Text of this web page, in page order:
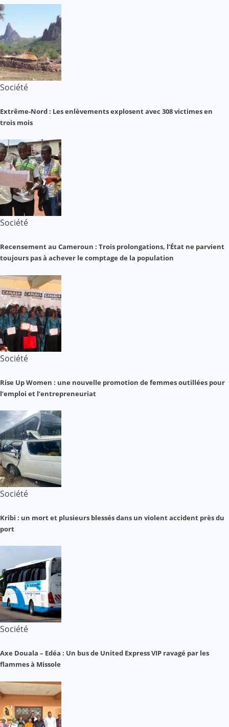
Société
Extrême-Nord : Les enlèvements explosent avec 308 victimes en
trois mois
Société
Recensement au Cameroun : Trois prolongations, l’État ne parvient
toujours pas à achever le comptage de la population
Société
Rise Up Women : une nouvelle promotion de femmes outillées pour
l’emploi et l’entrepreneuriat
Société
Kribi : un mort et plusieurs blessés dans un violent accident près du
port
Société
Axe Douala – Edéa : Un bus de United Express VIP ravagé par les
flammes à Missole